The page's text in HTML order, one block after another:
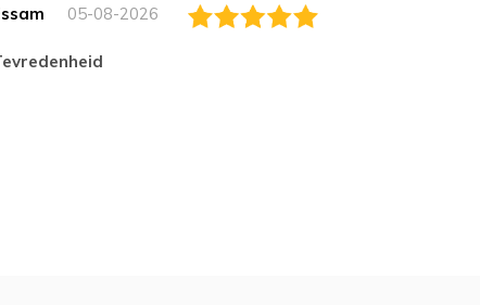
05-08-2026
tevredenheid